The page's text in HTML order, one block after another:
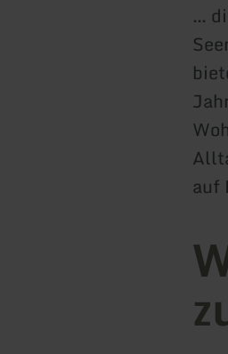
…
auf